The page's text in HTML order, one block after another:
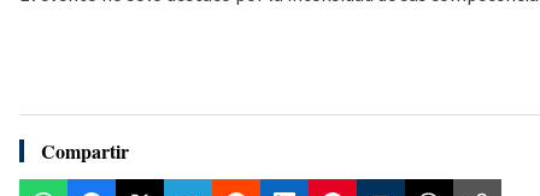
Compartir